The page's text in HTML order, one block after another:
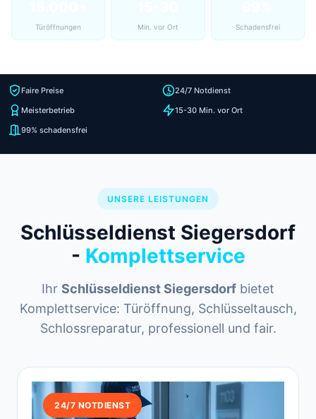
Türöffnungen Min. vor Ort Schadensfrei
Faire Preise
24/7 Notdienst
Meisterbetrieb
15-30 Min. vor Ort
99% schadensfrei
UNSERE LEISTUNGEN
Schlüsseldienst Siegersdorf
- Komplettservice
Ihr Schlüsseldienst Siegersdorf bietet
Komplettservice: Türöffnung, Schlüsseltausch,
Schlossreparatur, professionell und fair.
24/7 NOTDIENST